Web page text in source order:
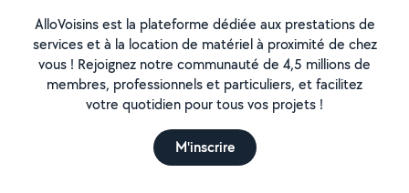
AlloVoisins est la plateforme dédiée aux prestations de
services et à la location de matériel à proximité de chez
vous ! Rejoignez notre communauté de 4,5 millions de
membres, professionnels et particuliers, et facilitez
votre quotidien pour tous vos projets !
M'inscrire